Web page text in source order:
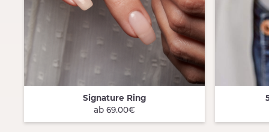
QUICK VIEWSignature Ring
ab 69.00€